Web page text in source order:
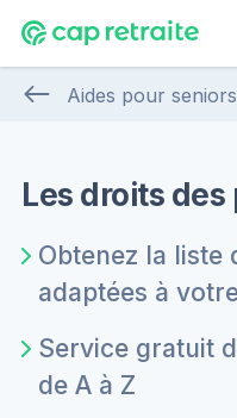
Aides pour seniors
Les droits
Obtenez la liste
adaptées à
Service gratuit
de A à Z